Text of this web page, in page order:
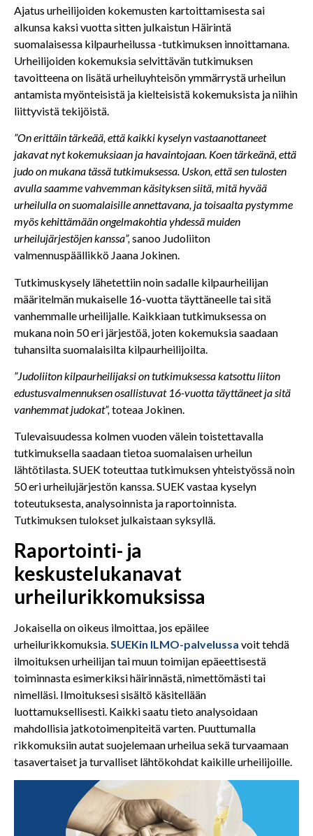
Ajatus urheilijoiden kokemusten kartoittamisesta sai
alkunsa kaksi vuotta sitten julkaistun Häirintä
suomalaisessa kilpaurheilussa -tutkimuksen innoittamana.
Urheilijoiden kokemuksia selvittävän tutkimuksen
tavoitteena on lisätä urheiluyhteisön ymmärrystä urheilun
antamista myönteisistä ja kielteisistä kokemuksista ja niihin
liittyvistä tekijöistä.
”On erittäin tärkeää, että kaikki kyselyn vastaanottaneet
jakavat nyt kokemuksiaan ja havaintojaan. Koen tärkeänä, että
judo on mukana tässä tutkimuksessa. Uskon, että sen tulosten
avulla saamme vahvemman käsityksen siitä, mitä hyvää
urheilulla on suomalaisille annettavana, ja toisaalta pystymme
myös kehittämään ongelmakohtia yhdessä muiden
urheilujärjestöjen kanssa”,sanoo Judoliiton
valmennuspäällikkö Jaana Jokinen.
Tutkimuskysely lähetettiin noin sadalle kilpaurheilijan
määritelmän mukaiselle 16-vuotta täyttäneelle tai sitä
vanhemmalle urheilijalle. Kaikkiaan tutkimuksessa on
mukana noin 50 eri järjestöä, joten kokemuksia saadaan
tuhansilta suomalaisilta kilpaurheilijoilta.
”Judoliiton kilpaurheilijaksi on tutkimuksessa katsottu liiton
edustusvalmennuksen osallistuvat 16-vuotta täyttäneet ja sitä
vanhemmat judokat”,toteaa Jokinen.
Tulevaisuudessa kolmen vuoden välein toistettavalla
tutkimuksella saadaan tietoa suomalaisen urheilun
lähtötilasta. SUEK toteuttaa tutkimuksen yhteistyössä noin
50 eri urheilujärjestön kanssa. SUEK vastaa kyselyn
toteutuksesta, analysoinnista ja raportoinnista.
Tutkimuksen tulokset julkaistaan syksyllä.
Raportointi- ja
keskustelukanavat
urheilurikkomuksissa
Jokaisella on oikeus ilmoittaa, jos epäilee
urheilurikkomuksia. SUEKin ILMO-palvelussa voit tehdä
ilmoituksen urheilijan tai muun toimijan epäeettisestä
toiminnasta esimerkiksi häirinnästä, nimettömästi tai
nimelläsi. Ilmoituksesi sisältö käsitellään
luottamuksellisesti. Kaikki saatu tieto analysoidaan
mahdollisia jatkotoimenpiteitä varten. Puuttumalla
rikkomuksiin autat suojelemaan urheilua sekä turvaamaan
tasavertaiset ja turvalliset lähtökohdat kaikille urheilijoille.